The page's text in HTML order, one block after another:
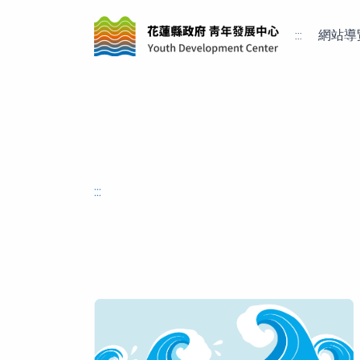
::: 網站導
:::